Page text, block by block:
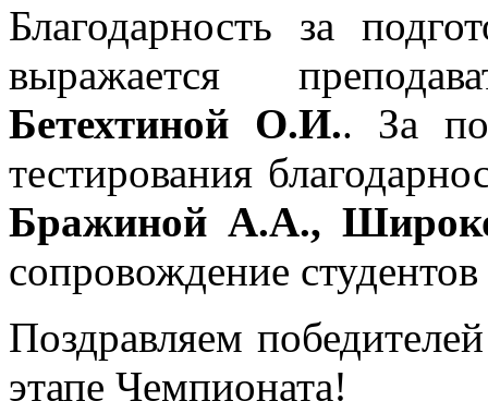
Благодарность за
выражается
Бетехтиной О.И.. За
тестирования
Бражиной А.А.,
сопровождение
Поздравляем
этапе Чемпионата!